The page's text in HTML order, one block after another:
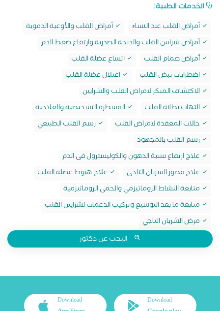
الخدمات الطبية:
أمراض القلب عند النساﺀ
أمراض القلب والأوعية الدموية
أمراض شرايين القلب والذبحة الصدرية وارتقاع ضغط الدم
أمراض صمام القلب
اتساع عضلة القلب
اضطرابات نبض القلب
اعتلال عضلة القلب
الاكتشاف المبكر لامراض القلب والشرايين
التهاب بطانة القلب
القسطرة التشخيصية والعلاجية
حالات المعقدة لامراض القلب
رسم القلب الطبيعي
رسم القلب بالمجهود
علاج ارتفاع نسبة الدهون والكوليسترول فى الدم
علاج قصور الشريان التاجى
علاج هبوط عضلة القلب
متابعة النشاط الروماتيزمي والحمى الروماتيزمية
متابعة ما بعد التوسيع وتركيب الدعمات لشرايين القلب
مرض الشريان التاجي
البحث عن دكتور
Download
Download